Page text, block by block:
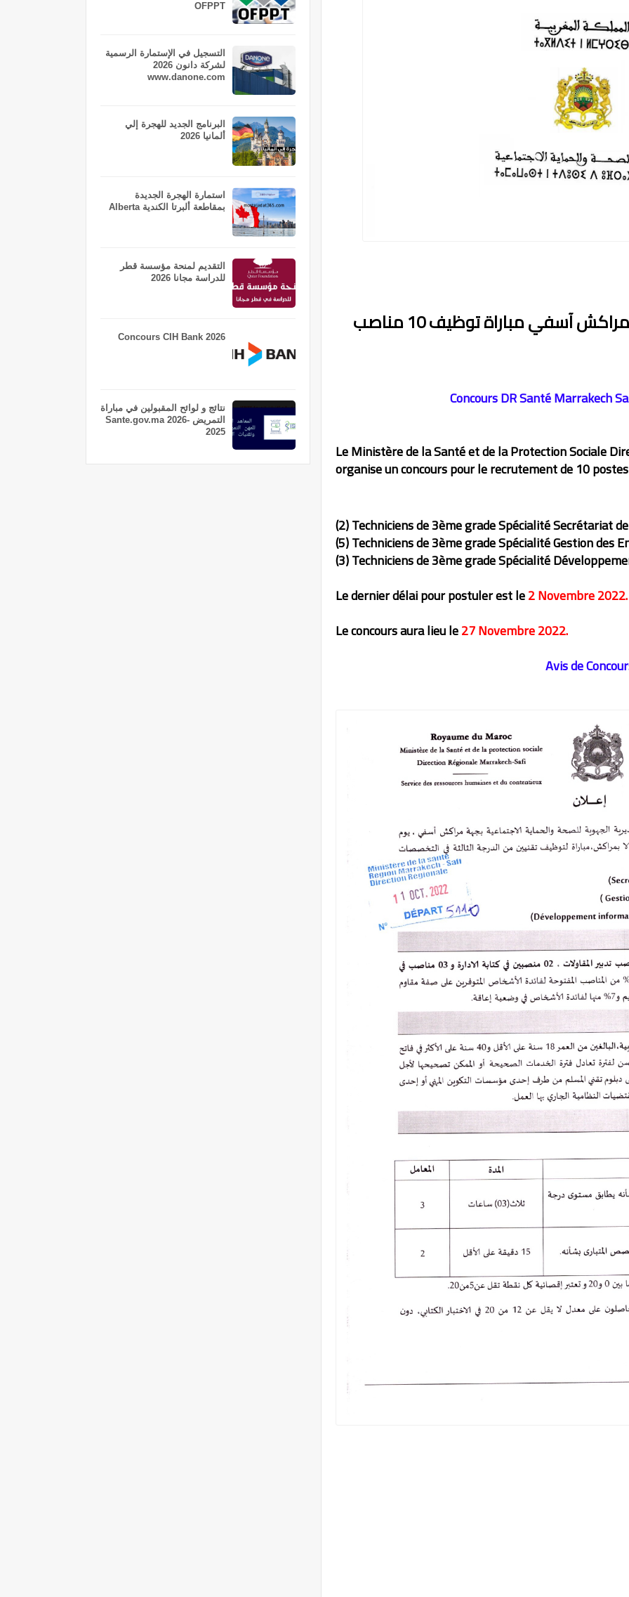
المديرية الجهوية للصحة لجهة مراكش آسفي مباراة توظيف 10 مناصب
Concours DR Santé Marrakech
Le Ministère de la Santé et de la Protection Sociale
organise un concours pour le recrutement de 10
(2) Techniciens de 3ème grade Spécialité Secrétariat
(5) Techniciens de 3ème grade Spécialité Gestion des
(3) Techniciens de 3ème grade Spécialité
Le dernier délai pour postuler est le2 Novembre 2022.
Le concours aura lieu le27 Novembre 2022.
Avis de
OFPPT
التسجيل في الإستمارة الرسمية
لشركة دانون 2026
www.danone.com
البرنامج الجديد للهجرة إلي
ألمانيا 2026
استمارة الهجرة الجديدة
بمقاطعة ألبرتا الكندية Alberta
التقديم لمنحة مؤسسة قطر
للدراسة مجانا 2026
Concours CIH Bank 2026
نتائج و لوائح المقبولين في مباراة
التمريض Sante.gov.ma 2026-
2025